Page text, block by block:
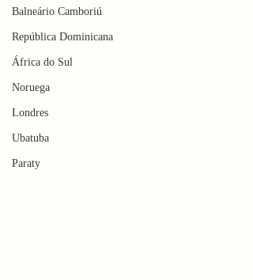
Balneário Camboriú
República Dominicana
África do Sul
Noruega
Londres
Ubatuba
Paraty